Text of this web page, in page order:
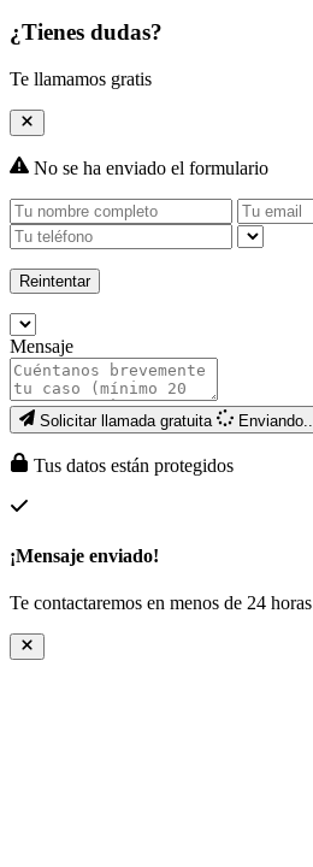
¿Tienes dudas?
Te llamamos gratis
No se ha enviado el formulario
Reintentar
Mensaje
Solicitar llamada gratuita Enviando...
Tus datos están protegidos
¡Mensaje enviado!
Te contactaremos en menos de 24 horas